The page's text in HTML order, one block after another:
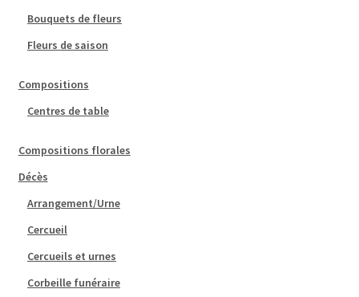
Bouquets de fleurs
Fleurs de saison
Compositions
Centres de table
Compositions florales
Décès
Arrangement/Urne
Cercueil
Cercueils et urnes
Corbeille funéraire